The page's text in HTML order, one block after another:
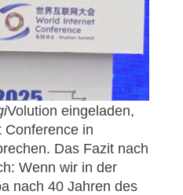
Volution eingeladen,
Conference in
Das Fazit nach
Wenn wir in der
nach 40 Jahren des